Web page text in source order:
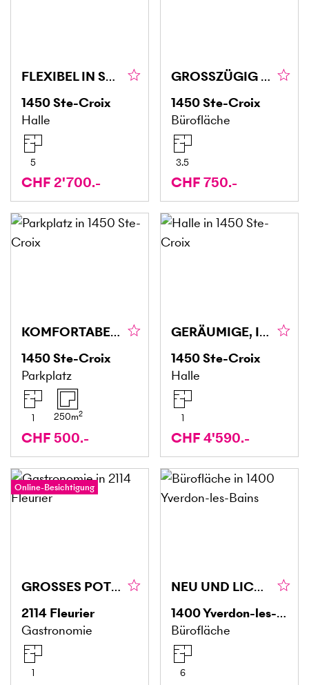
FLEXIBEL IN STRATEGISCHER LAGE (5)
1450Ste-Croix
Halle
5
CHF 2'700.-
GROSSZÜGIG UND VIELSEITIG NUTZBAR (6)
1450Ste-Croix
Bürofläche
3.5
CHF 750.-
KOMFORTABEL UND VIELSEITIG
1450Ste-Croix
Parkplatz
1 250m2
CHF 500.-
GERÄUMIGE, INKLUSIVE PARKPLATZ (4)
1450Ste-Croix
Halle
1
CHF 4'590.-
Online-Besichtigung
GROSSES POTENZIAL MIT BESTANDSKUNDSCHAFT
2114 Fleurier
Gastronomie
1
NEU UND LICHTDURCHFLUTET
1400Yverdon-les-Bains
Bürofläche
6